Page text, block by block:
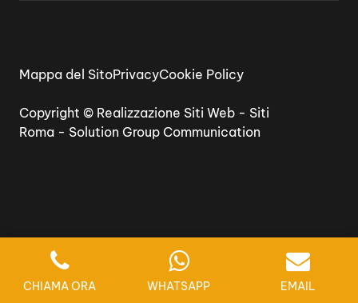
Copyright © Realizzazione Siti Web - Siti
Roma - Solution Group Communication
Mappa del SitoPrivacyCookie Policy
CHIAMA ORA WHATSAPP EMAIL